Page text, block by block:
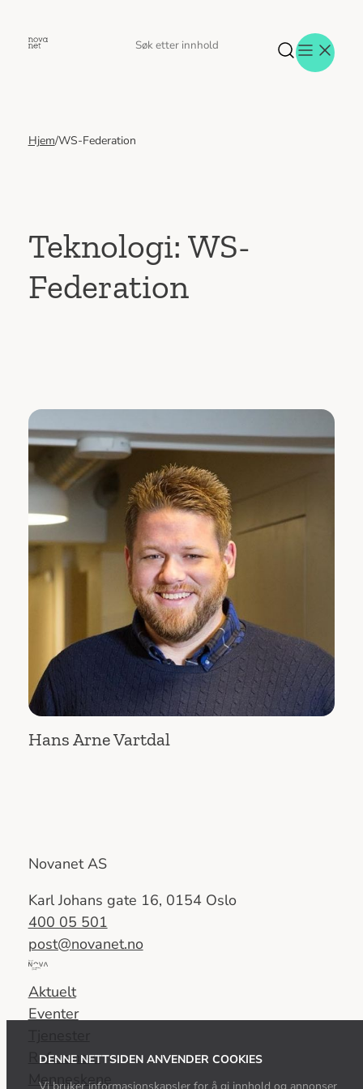
DENNE NETTSIDEN ANVENDER COOKIES
Aktuelt
Menneskene
Om oss
Jobb hos oss
Kontakt oss
Søk
Søk
Hjem/WS-Federation
Teknologi: WS-
Federation
Hans Arne Vartdal
Novanet AS
Karl Johans gate 16, 0154 Oslo
400 05 501
post@novanet.no
Del
av
Nova
Group
Aktuelt
Eventer
Referanser
Menneskene